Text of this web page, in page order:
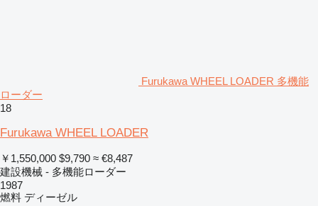
Furukawa WHEEL LOADER 多機能
ローダー
18
Furukawa WHEEL LOADER
￥1,550,000 $9,790 ≈ €8,487
建設機械 - 多機能ローダー
1987
燃料 ディーゼル